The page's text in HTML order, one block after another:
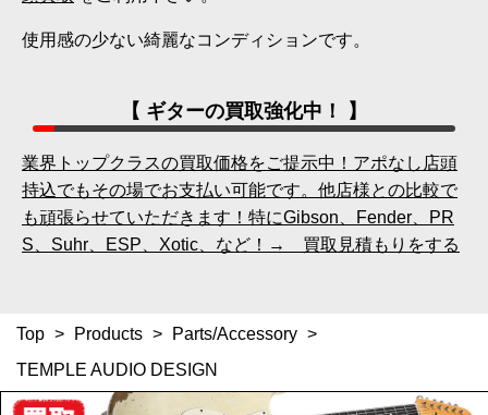
使用感の少ない綺麗なコンディションです。
【 ギターの買取強化中！ 】
業界トップクラスの買取価格をご提示中！アポなし店頭
持込でもその場でお支払い可能です。他店様との比較で
も頑張らせていただきます！特にGibson、Fender、PR
S、Suhr、ESP、Xotic、など！→ 買取見積もりをする
Top > Products > Parts/Accessory >
TEMPLE AUDIO DESIGN